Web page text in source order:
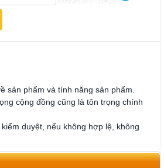
sản phẩm và tính năng sản phẩm.
cộng đồng cũng là tôn trọng chính
duyệt, nếu không hợp lệ, không